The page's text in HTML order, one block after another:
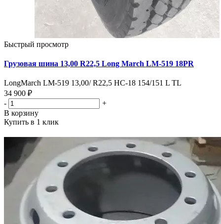
Быстрый просмотр
Грузовая шина 13,00 R22,5 Long March LM-519 18PR
LongMarch LM-519 13,00/ R22,5 HC-18 154/151 L TL
34 900 ₽
-
+
В корзину
Купить в 1 клик